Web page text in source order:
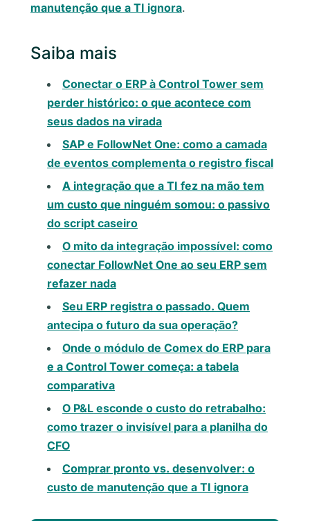
manutenção que a TI ignora.
Saiba mais
Conectar o ERP à Control Tower sem
perder histórico: o que acontece com
seus dados na virada
SAP e FollowNet One: como a camada
de eventos complementa o registro fiscal
A integração que a TI fez na mão tem
um custo que ninguém somou: o passivo
do script caseiro
O mito da integração impossível: como
conectar FollowNet One ao seu ERP sem
refazer nada
Seu ERP registra o passado. Quem
antecipa o futuro da sua operação?
Onde o módulo de Comex do ERP para
e a Control Tower começa: a tabela
comparativa
O P&L esconde o custo do retrabalho:
como trazer o invisível para a planilha do
CFO
Comprar pronto vs. desenvolver: o
custo de manutenção que a TI ignora